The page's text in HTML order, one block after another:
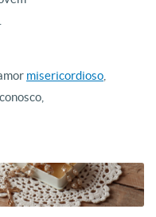
misericordioso